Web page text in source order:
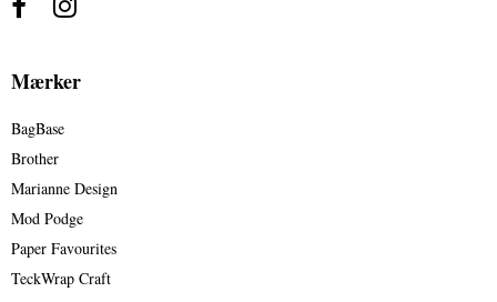
Mærker
BagBase
Brother
Marianne Design
Mod Podge
Paper Favourites
TeckWrap Craft